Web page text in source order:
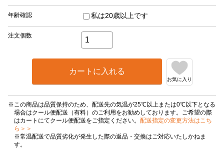
年齢確認 私は20歳以上です
注文個数
カートに入れる
お気に入り
この商品は品質保持のため、配送先の気温が25℃以上または0℃以下となる
場合はクール便配送（有料）のご利用をお勧めしております。ご希望の際
はカートにてクール便配送をご指定ください。 配送指定の変更方法はこち
ら＞＞
※常温配送で品質劣化が発生した際の返品・交換はご対応いたしかねま
す。